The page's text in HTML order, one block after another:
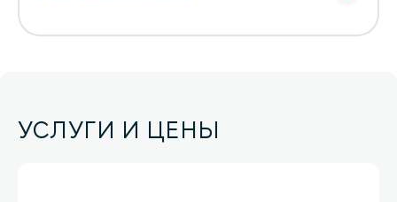
УСЛУГИ И ЦЕНЫ